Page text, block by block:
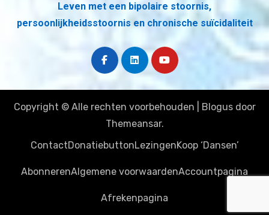
Leven met een bipolaire stoornis,
persoonlijkheidsstoornis en chronische suïcidaliteit
Copyright © Alle rechten voorbehouden Blogusdoor
Themeansar.
ContactDonatiebuttonLezingenKoop ‘Dansen’
AbonnerenAlgemene voorwaardenAccountpagina
Afrekenpagina